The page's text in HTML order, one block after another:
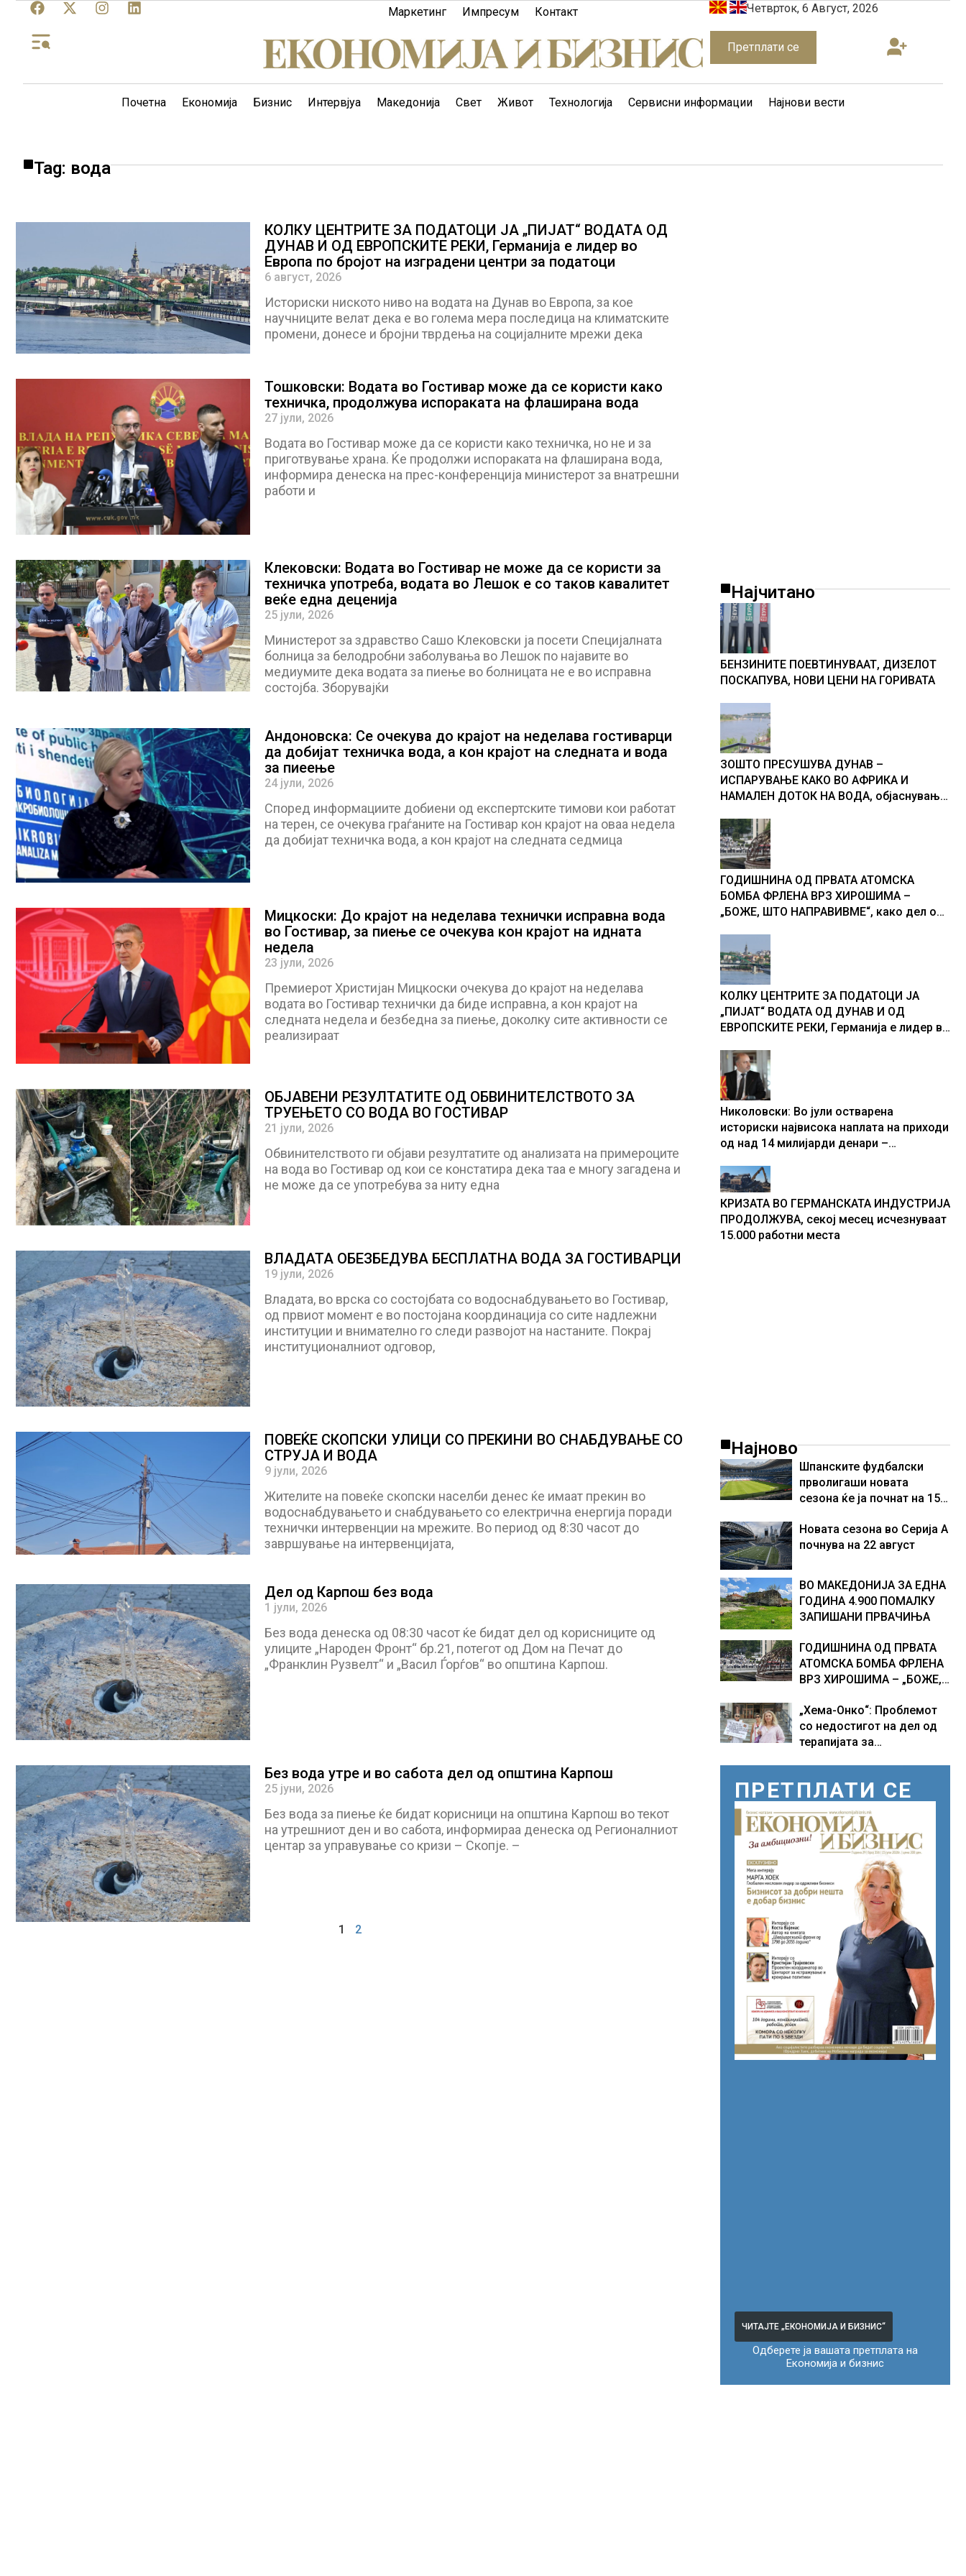
Маркетинг Импресум Контакт Четврток, 6 Август, 2026
Претплати се
Почетна Економија Бизнис Интервјуа Македонија Свет Живот Технологија Сервисни информации Најнови вести
Tag: вода
КОЛКУ ЦЕНТРИТЕ ЗА ПОДАТОЦИ ЈА „ПИЈАТ“ ВОДАТА ОД
ДУНАВ И ОД ЕВРОПСКИТЕ РЕКИ, Германија е лидер во
Европа по бројот на изградени центри за податоци
6 август, 2026
Историски ниското ниво на водата на Дунав во Европа, за кое
научниците велат дека е во голема мера последица на климатските
промени, донесе и бројни тврдења на социјалните мрежи дека
Тошковски: Водата во Гостивар може да се користи како
техничка, продолжува испораката на флаширана вода
27 јули, 2026
Водата во Гостивар може да се користи како техничка, но не и за
приготвување храна. Ќе продолжи испораката на флаширана вода,
информира денеска на прес-конференција министерот за внатрешни
работи и
Клековски: Водата во Гостивар не може да се користи за
техничка употреба, водата во Лешок е со таков кавалитет
веќе една деценија
25 јули, 2026
Министерот за здравство Сашо Клековски ја посети Специјалната
болница за белодробни заболувања во Лешок по најавите во
медиумите дека водата за пиење во болницата не е во исправна
состојба. Зборувајќи
Андоновска: Се очекува до крајот на неделава гостиварци
да добијат техничка вода, а кон крајот на следната и вода
за пиеење
24 јули, 2026
Според информациите добиени од експертските тимови кои работат
на терен, се очекува граѓаните на Гостивар кон крајот на оваа недела
да добијат техничка вода, а кон крајот на следната седмица
Мицкоски: До крајот на неделава технички исправна вода
во Гостивар, за пиење се очекува кон крајот на идната
недела
23 јули, 2026
Премиерот Христијан Мицкоски очекува до крајот на неделава
водата во Гостивар технички да биде исправна, а кон крајот на
следната недела и безбедна за пиење, доколку сите активности се
реализираат
ОБЈАВЕНИ РЕЗУЛТАТИТЕ ОД ОБВИНИТЕЛСТВОТО ЗА
ТРУЕЊЕТО СО ВОДА ВО ГОСТИВАР
21 јули, 2026
Обвинителството ги објави резултатите од анализата на примероците
на вода во Гостивар од кои се констатира дека таа е многу загадена и
не може да се употребува за ниту една
ВЛАДАТА ОБЕЗБЕДУВА БЕСПЛАТНА ВОДА ЗА ГОСТИВАРЦИ
19 јули, 2026
Владата, во врска со состојбата со водоснабдувањето во Гостивар,
од првиот момент е во постојана координација со сите надлежни
институции и внимателно го следи развојот на настаните. Покрај
институционалниот одговор,
ПОВЕЌЕ СКОПСКИ УЛИЦИ СО ПРЕКИНИ ВО СНАБДУВАЊЕ СО
СТРУЈА И ВОДА
9 јули, 2026
Жителите на повеќе скопски населби денес ќе имаат прекин во
водоснабдувањето и снабдувањето со електрична енергија поради
технички интервенции на мрежите. Во период од 8:30 часот до
завршување на интервенцијата,
Дел од Карпош без вода
1 јули, 2026
Без вода денеска од 08:30 часот ќе бидат дел од корисниците од
улиците „Народен Фронт“ бр.21, потегот од Дом на Печат до
„Франклин Рузвелт“ и „Васил Ѓорѓов“ во општина Карпош.
Без вода утре и во сабота дел од општина Карпош
25 јуни, 2026
Без вода за пиење ќе бидат корисници на општина Карпош во текот
на утрешниот ден и во сабота, информираа денеска од Регионалниот
центар за управување со кризи – Скопје. –
1 2
Најчитано
БЕНЗИНИТЕ ПОЕВТИНУВААТ, ДИЗЕЛОТ
ПОСКАПУВА, НОВИ ЦЕНИ НА ГОРИВАТА
ЗОШТО ПРЕСУШУВА ДУНАВ –
ИСПАРУВАЊЕ КАКО ВО АФРИКА И
НАМАЛЕН ДОТОК НА ВОДА, објаснување
ГОДИШНИНА ОД ПРВАТА АТОМСКА
БОМБА ФРЛЕНА ВРЗ ХИРОШИМА –
„БОЖЕ, ШТО НАПРАВИВМЕ“, како дел од
учесниците во бомбардирањето го
доживуваа овој настан што го промени
текот на историјата
КОЛКУ ЦЕНТРИТЕ ЗА ПОДАТОЦИ ЈА
„ПИЈАТ“ ВОДАТА ОД ДУНАВ И ОД
ЕВРОПСКИТЕ РЕКИ, Германија е лидер во
податоци
Николовски: Во јули остварена
историски највисока наплата на приходи
од над 14 милијарди денари –
резултати
КРИЗАТА ВО ГЕРМАНСКАТА ИНДУСТРИЈА
ПРОДОЛЖУВА, секој месец исчезнуваат
15.000 работни места
Најново
Шпанските фудбалски
прволигаши новата
сезона ќе ја почнат на 15
Новата сезона во Серија А
почнува на 22 август
ВО МАКЕДОНИЈА ЗА ЕДНА
ГОДИНА 4.900 ПОМАЛКУ
ЗАПИШАНИ ПРВАЧИЊА
ГОДИШНИНА ОД ПРВАТА
АТОМСКА БОМБА ФРЛЕНА
ВРЗ ХИРОШИМА – „БОЖЕ,
дел од екипажот во
авионот „Енола Геј“ и
учесниците во
што го промени текот на
историјата
„Хема-Онко“: Проблемот
со недостигот на дел од
терапијата за
ПРЕТПЛАТИ СЕ
ЧИТАЈТЕ „ЕКОНОМИЈА И БИЗНИС“
Одберете ја вашата претплата на
Економија и бизнис